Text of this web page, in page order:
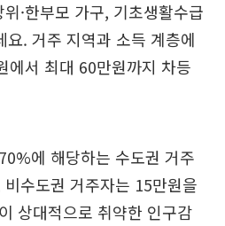
·한부모 가구, 기초생활수급
. 거주 지역과 소득 계층에
에서 최대 60만원까지 차등
에 해당하는 수도권 거주
수도권 거주자는 15만원을
상대적으로 취약한 인구감